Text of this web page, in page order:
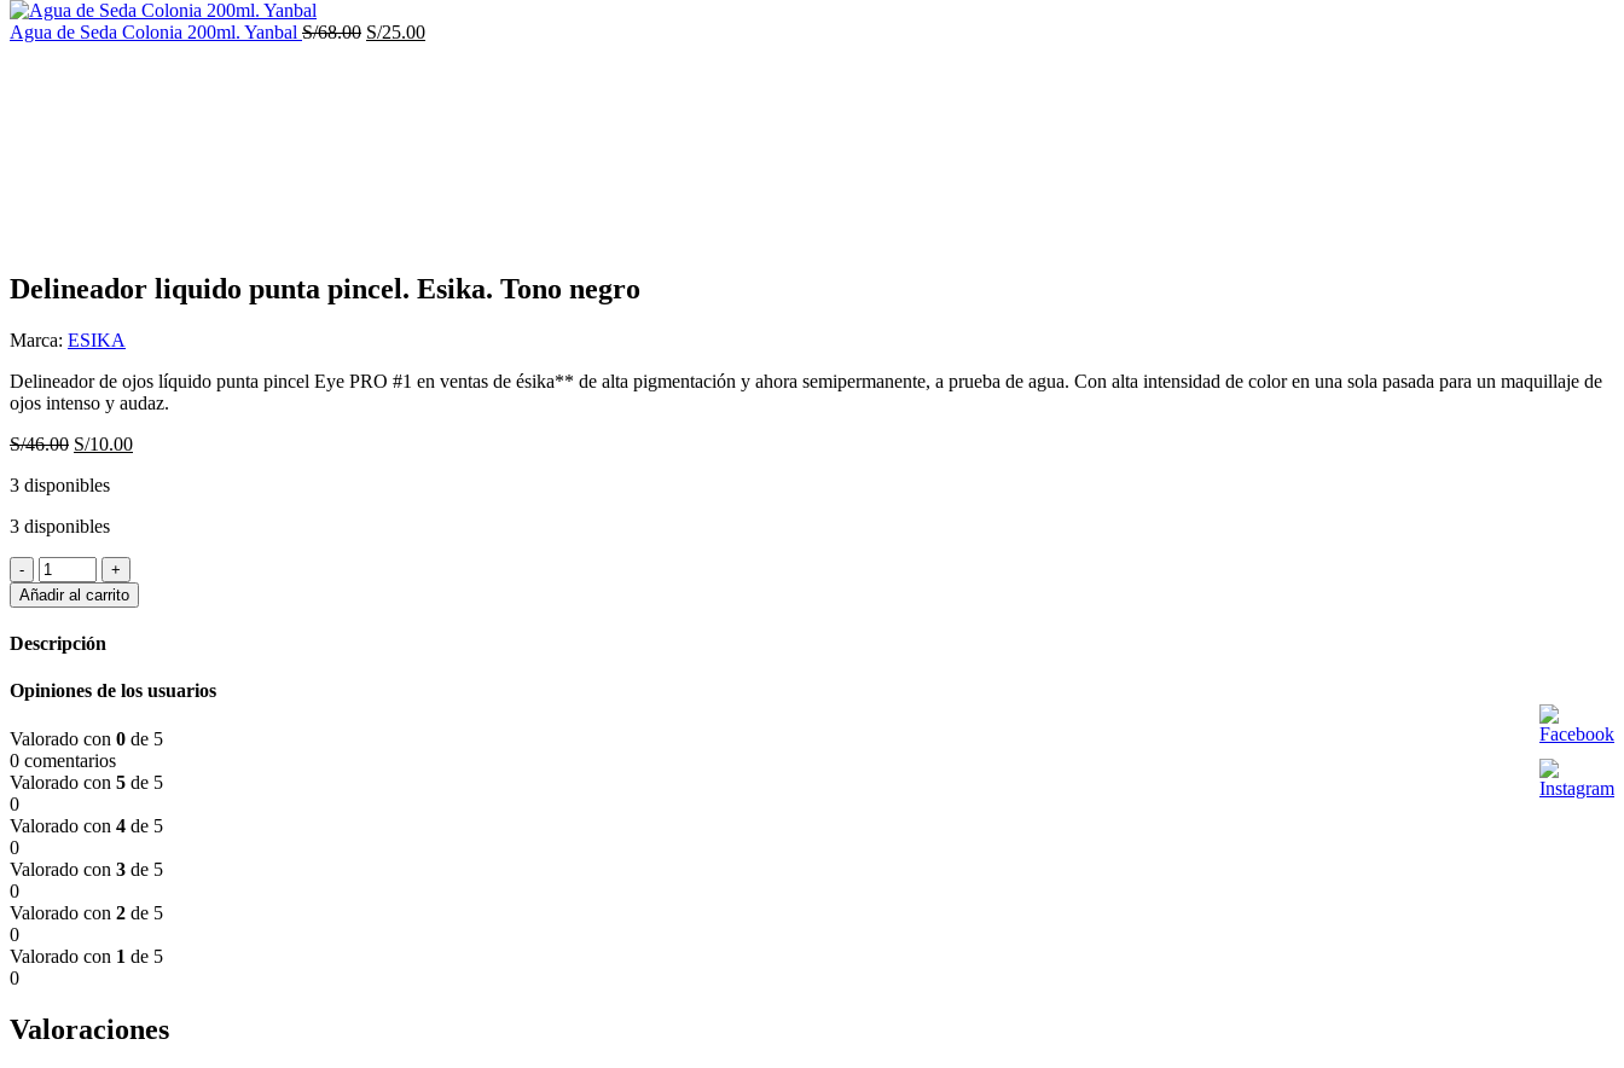
era:
Agua de Seda Colonia 200ml. Yanbal S/68.00 El
S/25.00El
Delineador liquido punta pincel. Esika. Tono negro
Marca: ESIKA
Delineador de ojos líquido punta pincel Eye PRO #1 en ventas de ésika** de alta pigmentación y ahora semipermanente, a prueba de agua. Con alta intensidad de color en una sola pasada para un maquillaje de
ojos intenso y audaz.
S/46.00 El
original
S/46.00.
S/10.00El
3 disponibles
3 disponibles
Delineador
liquido
punta
pincel.
Esika.
negro
Añadir al carrito
Descripción
Opiniones de los usuarios
Valorado con 0 de 5
0 comentarios
Valorado con 5 de 5
0
Valorado con 4 de 5
0
Valorado con 3 de 5
0
Valorado con 2 de 5
0
Valorado con 1 de 5
0
Valoraciones